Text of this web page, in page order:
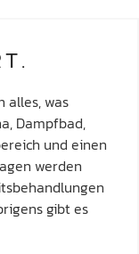
alles, was
Dampfbad,
und einen
werden
gibt es